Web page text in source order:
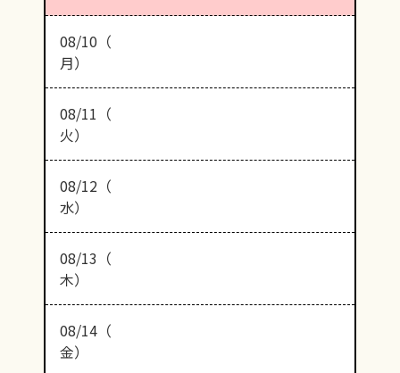
08/10（
月）
08/11（
火）
08/12（
水）
08/13（
木）
08/14（
金）